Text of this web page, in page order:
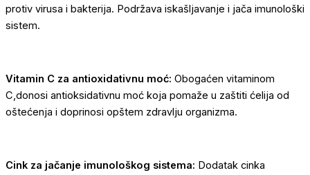
protiv virusa i bakterija. Podržava iskašljavanje i jača imunološki
sistem.
Vitamin C za antioxidativnu moć: Obogaćen vitaminom
C,donosi antioksidativnu moć koja pomaže u zaštiti ćelija od
oštećenja i doprinosi opštem zdravlju organizma.
Cink za jačanje imunološkog sistema: Dodatak cinka